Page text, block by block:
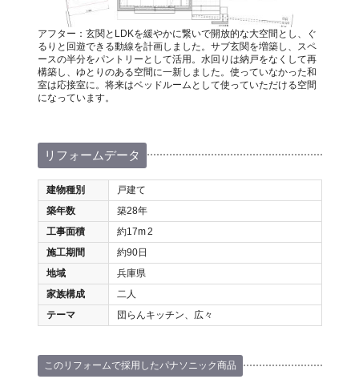
アフター：玄関とLDKを緩やかに繋いで開放的な大空間とし、ぐ
るりと回遊できる動線を計画しました。サブ玄関を増築し、スペ
ースの半分をパントリーとして活用。水回りは納戸をなくして再
構築し、ゆとりのある空間に一新しました。使っていなかった和
室は応接室に。将来はベッドルームとして使っていただける空間
になっています。
リフォームデータ
建物種別
戸建て
築年数
築28年
工事面積
約17m2
施工期間
約90日
地域
兵庫県
家族構成
二人
テーマ
団らんキッチン、広々
このリフォームで採用したパナソニック商品